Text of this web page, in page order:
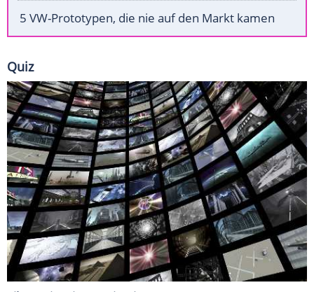
5 VW-Prototypen, die nie auf den Markt kamen
Quiz